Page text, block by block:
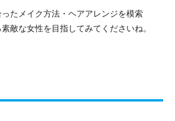
たメイク方法・ヘアアレンジを模索
敵な女性を目指してみてくださいね。